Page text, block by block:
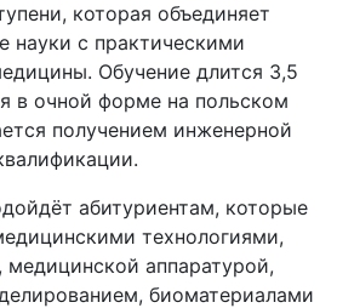
которая объединяет
науки с практическими
Обучение длится 3,5
в очной форме на польском
получением инженерной
абитуриентам, которые
технологиями,
аппаратурой,
биоматериалами